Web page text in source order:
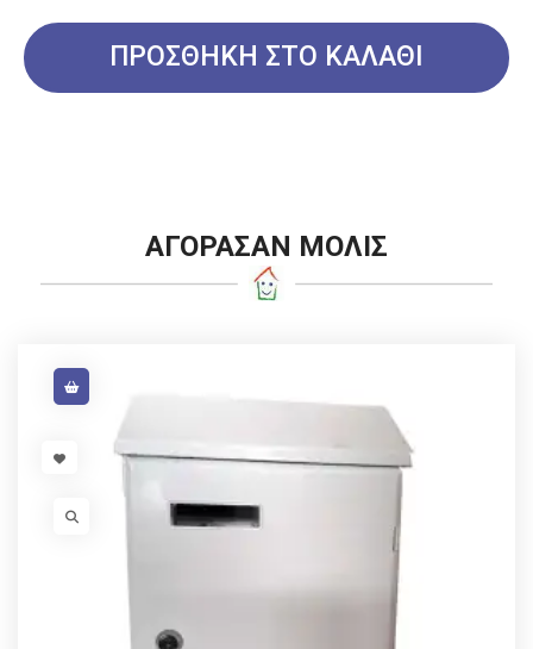
ΠΡΟΣΘΗΚΗ ΣΤΟ ΚΑΛΑΘΙ
ΑΓΟΡΑΣΑΝ ΜΟΛΙΣ
VISIT LINK
VISIT LINK